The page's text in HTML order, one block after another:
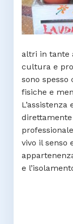
altri in tante
cultura e
sono spesso
fisiche e
vivo il senso
e